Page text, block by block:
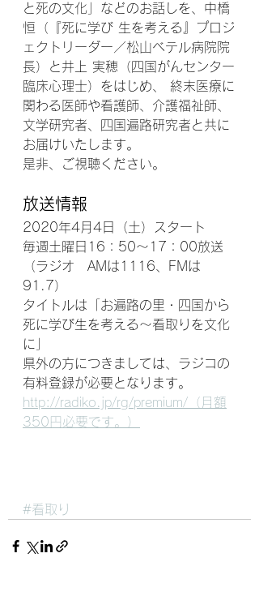
と死の文化」などのお話しを、中橋
恒（『死に学び 生を考える』プロジ
ェクトリーダー／松山ベテル病院院
長）と井上 実穂（四国がんセンター
臨床心理士）をはじめ、 終末医療に
関わる医師や看護師、介護福祉師、
文学研究者、四国遍路研究者と共に
お届けいたします。
是非、ご視聴ください。
放送情報
2020年4月4日（土）スタート
毎週土曜日16：50～17：00放送
（ラジオ　AMは1116、FMは
91.7）
タイトルは「お遍路の里・四国から
死に学び生を考える～看取りを文化
に」
県外の方につきましては、ラジコの
有料登録が必要となります。
http://radiko.jp/rg/premium/（月額
350円必要です。）
#看取り